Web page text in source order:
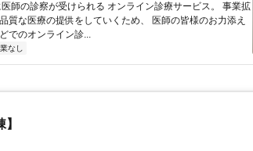
師の診察が受けられる オンライン診療サービス。 事業拡
質な医療の提供をしていくため、 医師の皆様のお力添え
でのオンライン診...
なし